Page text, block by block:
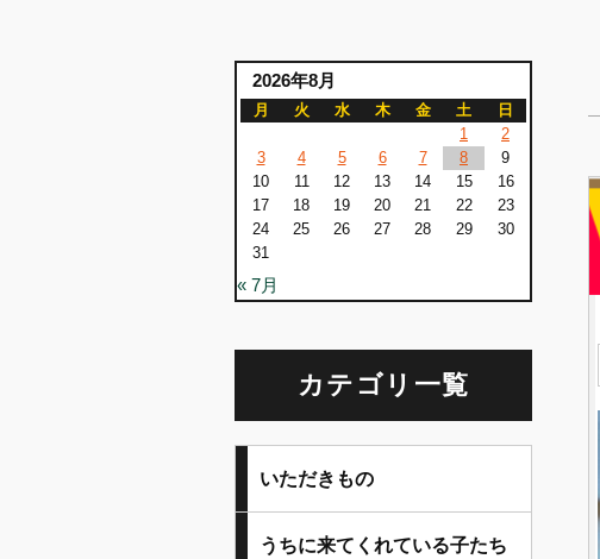
2026年8月
月 火 水 木 金 土
日
1
2
3
4 5 6 7 8
9
10
11 12 13 14 15
16
17
18 19 20 21 22
23
24
25 26 27 28 29
30
31
« 7月
カテゴリ一覧
いただきもの
うちに来てくれている子たち